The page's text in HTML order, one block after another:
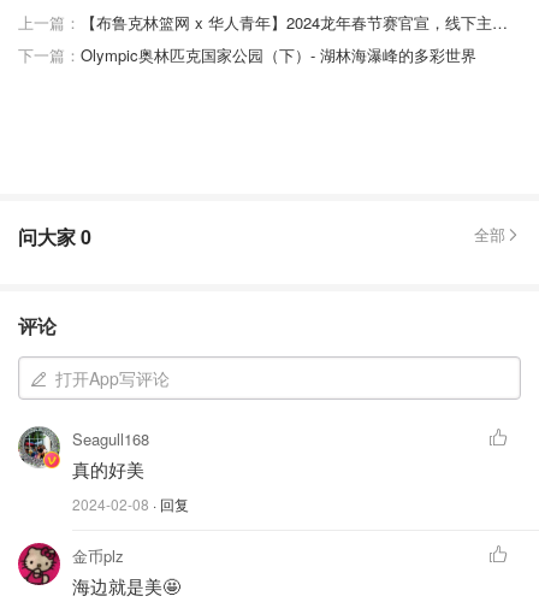
李安导演的《少年派的冒险》，就是在垦丁白沙滩取景的。
到垦丁 一定要去玩一下水上项目，听说便价格宜到不行。
冲浪，等等
上一篇：
【布鲁克林篮网 x 华人青年】2024龙年春节赛官宣，线下主场年味超浓！
下一篇： Olympic奥林匹克国家公园（下）- 湖林海瀑峰的多彩世界
问大家0 全部
评论
打开App写评论
Seagull168
真的好美
2024-02-08 · 回复
金币plz
海边就是美🤩